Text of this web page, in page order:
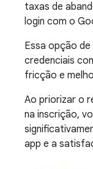
taxas de
login com o
Essa opção
credenciais
fricção e
Ao priorizar o
na inscrição,
app e a